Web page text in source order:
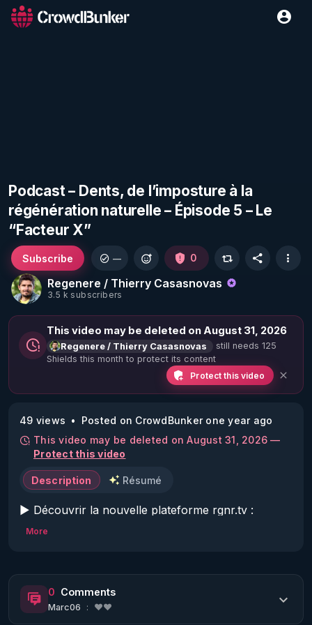
Podcast – Dents, de l’imposture à la
régénération naturelle – Épisode 5 – Le
“Facteur X”
Regenere / Thierry Casasnovas
3.5 k subscribers
Subscribe — 0
This video may be deleted on August 31, 2026
Regenere / Thierry Casasnovas
still needs 125
Shields this month to protect its content
Protect this video
49 views
Posted on CrowdBunker one year ago
This video may be deleted on August 31, 2026 —
Protect this video
Description Résumé
https://www.rgnr.tv/nos-abonnements/
Warmcook qui diffuse les extracteurs de jus
Kuvings choisis par RGNR et le centre de la
régénération:
More
0 Comments
Marc06 : ❤️❤️